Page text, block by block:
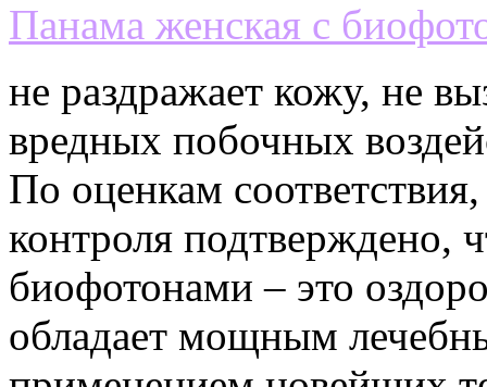
Панама женская c
не раздражает кожу, не
вредных побочных
По оценкам
контроля подтверждено,
биофотонами – это
обладает мощным